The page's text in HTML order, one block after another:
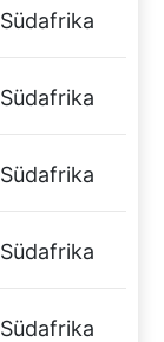
Südafrika
Südafrika
Südafrika
Südafrika
Südafrika